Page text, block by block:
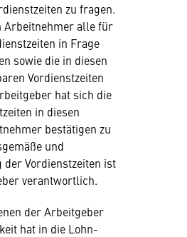
zu fragen.
Arbeitnehmer alle für
in Frage
sowie die in diesen
Vordienstzeiten
hat sich die
in diesen
bestätigen zu
und
Vordienstzeiten ist
verantwortlich.
der Arbeitgeber
hat in die Lohn-